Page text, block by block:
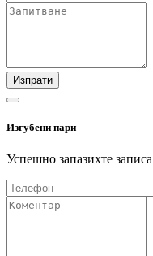
Изпрати
Изгубени пари
Успешно запазихте записа